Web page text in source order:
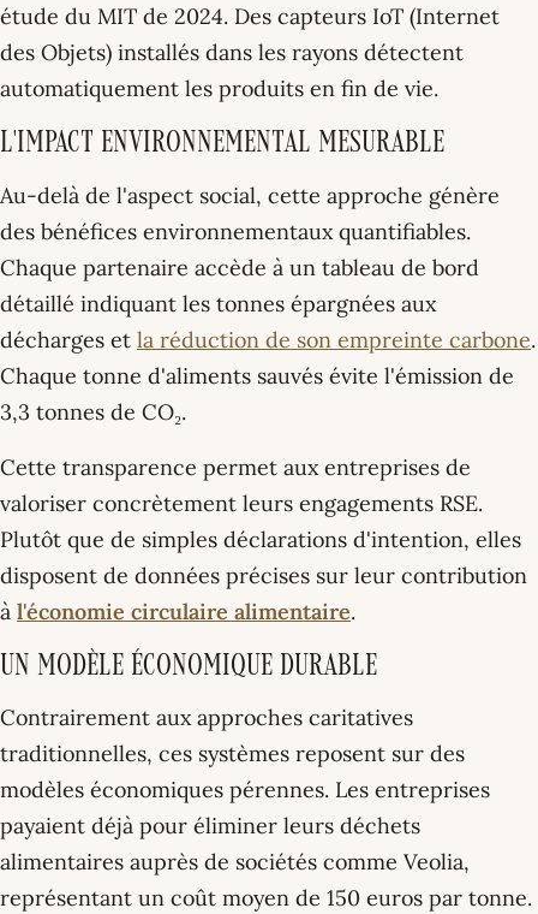
étude du MIT de 2024. Des capteurs IoT (Internet
des Objets) installés dans les rayons détectent
automatiquement les produits en fin de vie.
L'impact environnemental mesurable
Au-delà de l'aspect social, cette approche génère
des bénéfices environnementaux quantifiables.
Chaque partenaire accède à un tableau de bord
détaillé indiquant les tonnes épargnées aux
décharges et la réduction de son empreinte carbone.
Chaque tonne d'aliments sauvés évite l'émission de
3,3 tonnes de CO₂.
Cette transparence permet aux entreprises de
valoriser concrètement leurs engagements RSE.
Plutôt que de simples déclarations d'intention, elles
disposent de données précises sur leur contribution
à l'économie circulaire alimentaire.
Un modèle économique durable
Contrairement aux approches caritatives
traditionnelles, ces systèmes reposent sur des
modèles économiques pérennes. Les entreprises
payaient déjà pour éliminer leurs déchets
alimentaires auprès de sociétés comme Veolia,
représentant un coût moyen de 150 euros par tonne.